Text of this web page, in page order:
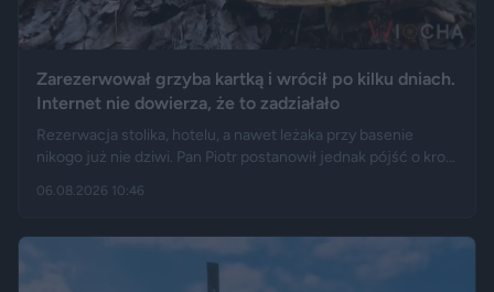
Zarezerwował grzyba kartką i wrócił po kilku dniach.
Internet nie dowierza, że to zadziałało
Rezerwacja stolika, hotelu, a nawet leżaka przy basenie
nikogo już nie dziwi. Pan Piotr postanowił jednak pójść o krok
„Fakt”, po kilku dniach wrócił w to samo miejsce i odkrył, że
06.08.2026 10:46